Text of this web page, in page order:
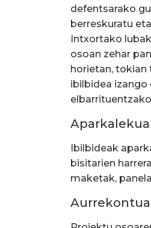
defentsarako
berreskuratu
Intxortako
osoan zehar
horietan, tokian
ibilbidea
Ibilbideak
bisitarien
maketak,